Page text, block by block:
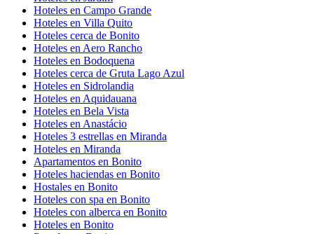
Hoteles en Campo Grande
Hoteles en Villa Quito
Hoteles cerca de Bonito
Hoteles en Aero Rancho
Hoteles en Bodoquena
Hoteles cerca de Gruta Lago Azul
Hoteles en Sidrolandia
Hoteles en Aquidauana
Hoteles en Bela Vista
Hoteles en Anastácio
Hoteles 3 estrellas en Miranda
Hoteles en Miranda
Apartamentos en Bonito
Hoteles haciendas en Bonito
Hostales en Bonito
Hoteles con spa en Bonito
Hoteles con alberca en Bonito
Hoteles en Bonito